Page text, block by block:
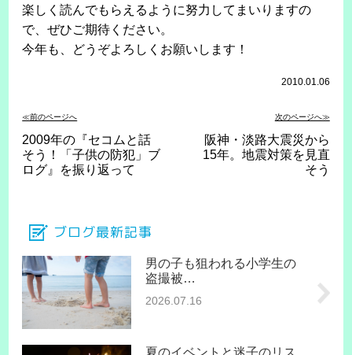
楽しく読んでもらえるように努力してまいりますの
で、ぜひご期待ください。
今年も、どうぞよろしくお願いします！
2010.01.06
≪前のページへ 次のページへ≫
2009年の『セコムと話
そう！「子供の防犯」ブ
ログ』を振り返って
阪神・淡路大震災から
15年。地震対策を見直
そう
ブログ最新記事
男の子も狙われる小学生の
盗撮被…
2026.07.16
夏のイベントと迷子のリス